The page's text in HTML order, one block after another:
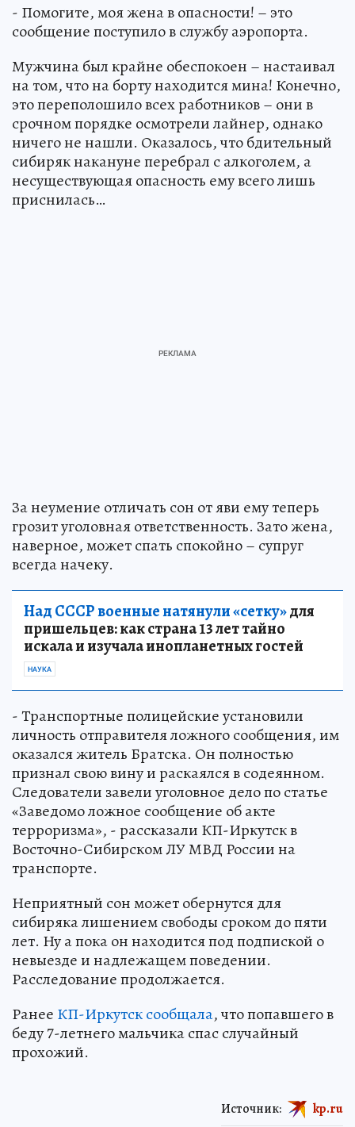
- Помогите, моя жена в опасности! – это
сообщение поступило в службу аэропорта.
Мужчина был крайне обеспокоен – настаивал
на том, что на борту находится мина! Конечно,
это переполошило всех работников – они в
срочном порядке осмотрели лайнер, однако
ничего не нашли. Оказалось, что бдительный
сибиряк накануне перебрал с алкоголем, а
несуществующая опасность ему всего лишь
приснилась…
За неумение отличать сон от яви ему теперь
грозит уголовная ответственность. Зато жена,
наверное, может спать спокойно – супруг
всегда начеку.
Над СССР военные натянули «сетку»для
пришельцев: как страна 13 лет тайно
искала и изучала инопланетных гостей
НАУКА
- Транспортные полицейские установили
личность отправителя ложного сообщения, им
оказался житель Братска. Он полностью
признал свою вину и раскаялся в содеянном.
Следователи завели уголовное дело по статье
«Заведомо ложное сообщение об акте
терроризма», - рассказали КП-Иркутск в
Восточно-Сибирском ЛУ МВД России на
транспорте.
Неприятный сон может обернутся для
сибиряка лишением свободы сроком до пяти
лет. Ну а пока он находится под подпиской о
невыезде и надлежащем поведении.
Расследование продолжается.
Ранее КП-Иркутск сообщала, что попавшего в
беду 7-летнего мальчика спас случайный
прохожий.
Источник: kp.ru